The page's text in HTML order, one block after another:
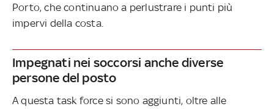
Porto, che continuano a perlustrare i punti più
impervi della costa.
Impegnati nei soccorsi anche diverse
persone del posto
A questa task force si sono aggiunti, oltre alle